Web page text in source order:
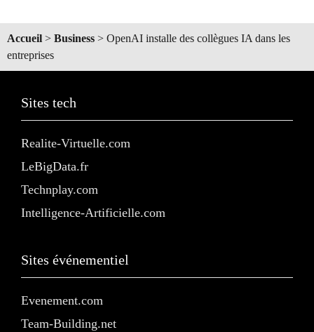
Accueil > Business > OpenAI installe des collègues IA dans les
entreprises
Sites tech
Realite-Virtuelle.com
LeBigData.fr
Technplay.com
Intelligence-Artificielle.com
Sites événementiel
Evenement.com
Team-Building.net